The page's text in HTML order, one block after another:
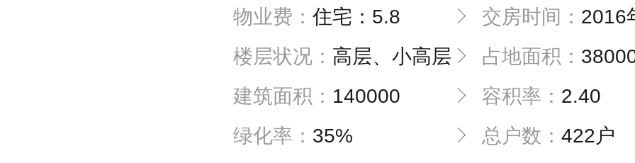
物业费： 住宅：5.8 交房时间： 2016年
楼层状况： 高层、小高层 占地面积：
建筑面积： 140000 容积率： 2.40
绿化率： 35% 总户数： 422户